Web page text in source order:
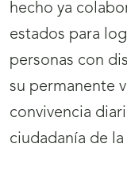
hecho ya
estados para
personas con
su permanente
convivencia
ciudadanía de